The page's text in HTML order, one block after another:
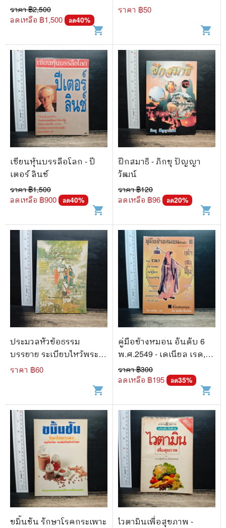
รัฐมนตรี พ.ศ.2523
ราคา ฿2,500
ลดเหลือ ฿1,500 ลด40%
shopping_cart
ราคา ฿50
shopping_cart
เซียนหุ้นบรรลือโลก - ปี
เตอร์ ลินช์
ราคา ฿1,500
ลดเหลือ ฿900 ลด40%
shopping_cart
ฝึกสมาธิ - ภิกขุ ปัญญา
วัฒน์
ราคา ฿120
ลดเหลือ ฿96 ลด20%
shopping_cart
ประมวลหัวข้อธรรม
บรรยาย ระเบียบไหว้พระ
ก่อนนอน
ราคา ฿60
shopping_cart
คู่มือข้างหมอน อันดับ 6
พ.ศ.2549 - เดเนียล เรด,
พีระ บุญจริง
ราคา ฿300
ลดเหลือ ฿195 ลด35%
shopping_cart
ขมิ้นชัน รักษาโรคกระเพาะ
ไวตามินเพื่อสุขภาพ -